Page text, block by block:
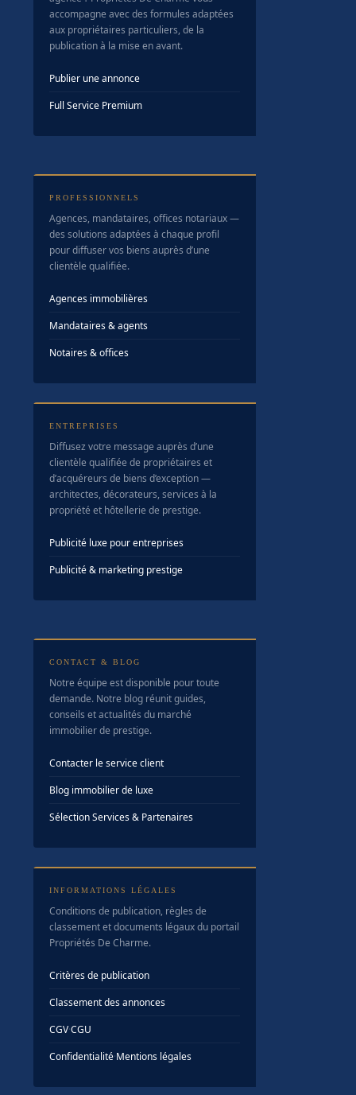
accompagne avec des formules adaptées
aux propriétaires particuliers, de la
publication à la mise en avant.
Publier une annonce
Full Service Premium
PROFESSIONNELS
Agences, mandataires, offices notariaux —
des solutions adaptées à chaque profil
pour diffuser vos biens auprès d’une
clientèle qualifiée.
Agences immobilières
Mandataires & agents
Notaires & offices
ENTREPRISES
Diffusez votre message auprès d’une
clientèle qualifiée de propriétaires et
d’acquéreurs de biens d’exception —
architectes, décorateurs, services à la
propriété et hôtellerie de prestige.
Publicité luxe pour entreprises
Publicité & marketing prestige
CONTACT & BLOG
Notre équipe est disponible pour toute
demande. Notre blog réunit guides,
conseils et actualités du marché
immobilier de prestige.
Contacter le service client
Blog immobilier de luxe
Sélection Services & Partenaires
INFORMATIONS LÉGALES
Conditions de publication, règles de
classement et documents légaux du portail
Propriétés De Charme.
Critères de publication
Classement des annonces
CGV·CGU
Confidentialité·Mentions légales